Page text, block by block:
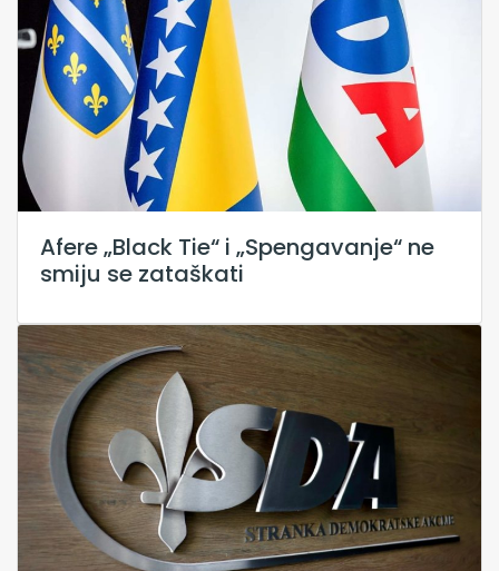
Afere „Black Tie“ i „Spengavanje“ ne
smiju se zataškati